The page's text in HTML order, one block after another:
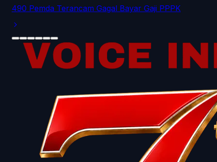
490 Pemda Terancam Gagal Bayar Gaji PPPK